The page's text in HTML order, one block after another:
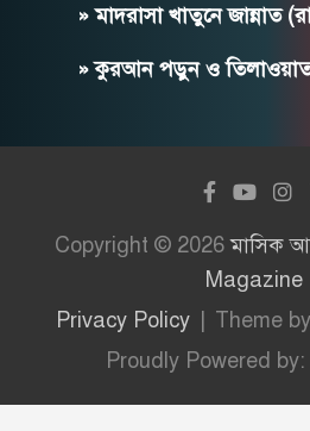
» মাদরাসা খাতুনে জান্নাত
» কুরআন পড়ুন ও
Copyright © 2026মাসিক
Magazine
Privacy Policy
Theme
Proudly Powered by: